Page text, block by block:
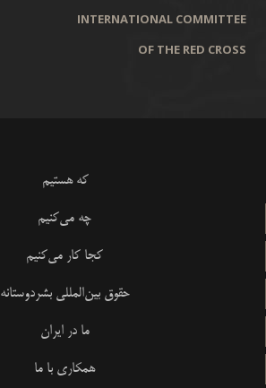
INTERNATIONAL COMMITTEE
OF THE RED CROSS
که هستیم
چه می‌کنیم
کجا کار می‌کنیم
حقوق بین‌المللی بشردوستانه
ما در ایران
همکاری با ما